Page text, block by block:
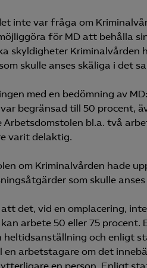
inte var fråga om
för MD att behålla
skyldigheter
skulle anses skäliga i det
med en bedömning av
begränsad till 50 procent,
bl.a. två
varit delaktig.
om Kriminalvården hade
som skulle
det, vid en omplacering,
arbete 50 eller 75
och enligt
arbetstagare om det